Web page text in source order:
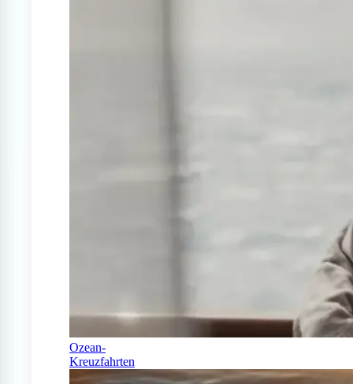
Ozean-
Kreuzfahrten